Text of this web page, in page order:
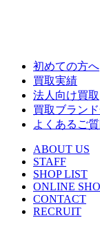
初めての方へ
買取実績
法人向け買取
買取ブラン
よくあるご
ABOUT US
STAFF
SHOP LIST
ONLINE
CONTACT
RECRUIT